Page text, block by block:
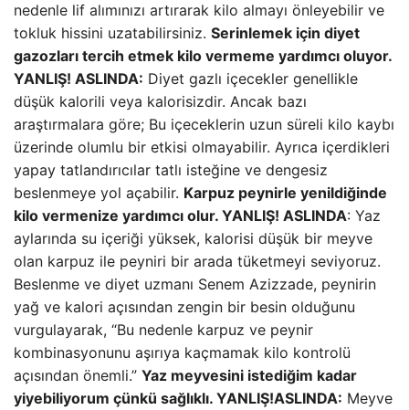
nedenle lif alımınızı artırarak kilo almayı önleyebilir ve
tokluk hissini uzatabilirsiniz. Serinlemek için diyet
gazozları tercih etmek kilo vermeme yardımcı oluyor.
YANLIŞ! ASLINDA: Diyet gazlı içecekler genellikle
düşük kalorili veya kalorisizdir. Ancak bazı
araştırmalara göre; Bu içeceklerin uzun süreli kilo kaybı
üzerinde olumlu bir etkisi olmayabilir. Ayrıca içerdikleri
yapay tatlandırıcılar tatlı isteğine ve dengesiz
beslenmeye yol açabilir. Karpuz peynirle yenildiğinde
kilo vermenize yardımcı olur. YANLIŞ! ASLINDA: Yaz
aylarında su içeriği yüksek, kalorisi düşük bir meyve
olan karpuz ile peyniri bir arada tüketmeyi seviyoruz.
Beslenme ve diyet uzmanı Senem Azizzade, peynirin
yağ ve kalori açısından zengin bir besin olduğunu
vurgulayarak, “Bu nedenle karpuz ve peynir
kombinasyonunu aşırıya kaçmamak kilo kontrolü
açısından önemli.” Yaz meyvesini istediğim kadar
yiyebiliyorum çünkü sağlıklı. YANLIŞ!ASLINDA: Meyve